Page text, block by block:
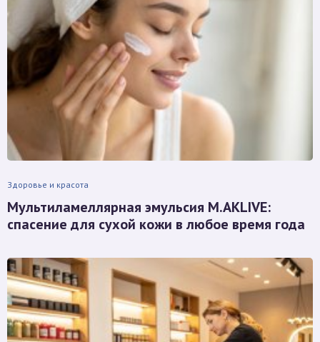
Здоровье и красота
Мультиламеллярная эмульсия M.AKLIVE:
спасение для сухой кожи в любое время года